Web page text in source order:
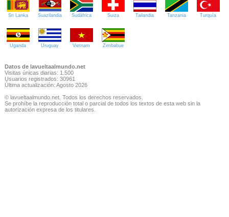
Sri Lanka Suazilandia Sudáfrica Suiza Tailandia Tanzania Turquía
Uganda Uruguay Vietnam Zimbabue
Datos de lavueltaalmundo.net
Visitas únicas diarias: 1.500
Usuarios registrados: 30961
Última actualización: Agosto 2026
© lavueltaalmundo.net. Todos los derechos reservados.
Se prohíbe la reproducción total o parcial de todos los textos de esta web sin la
autorización expresa de los titulares.